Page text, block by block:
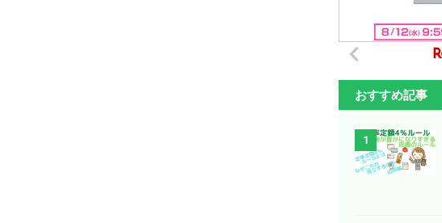
おすすめ記事
1